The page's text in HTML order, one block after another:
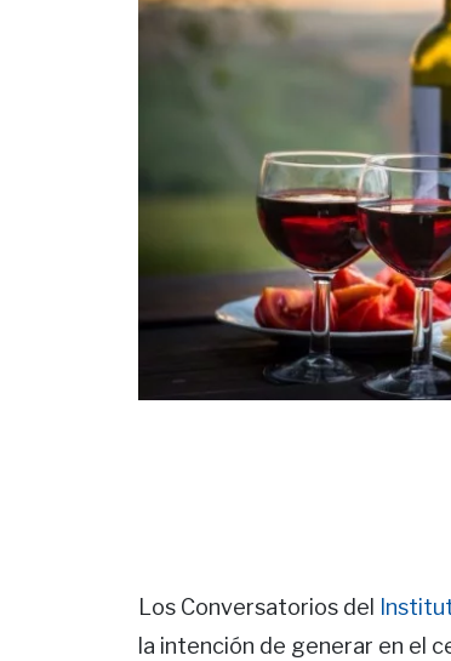
Los Conversatorios del
la intención de generar en el